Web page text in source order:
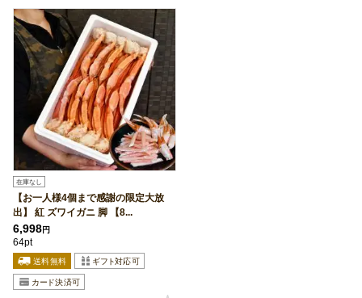
在庫なし
【お一人様4個まで感謝の限定大放
出】 紅 ズワイガニ 脚 【8...
6,998円
64pt